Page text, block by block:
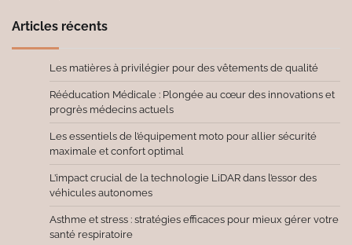
articles
Articles récents
Les matières à privilégier pour des vêtements de qualité
Rééducation Médicale : Plongée au cœur des innovations et
progrès médecins actuels
Les essentiels de l’équipement moto pour allier sécurité
maximale et confort optimal
L’impact crucial de la technologie LiDAR dans l’essor des
véhicules autonomes
Asthme et stress : stratégies efficaces pour mieux gérer votre
santé respiratoire